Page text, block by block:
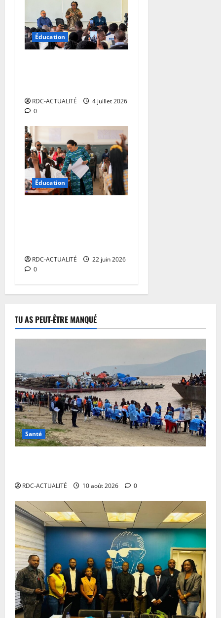
Éducation
RDC-ACTUALITÉ
4 juillet 2026
0
Éducation
RDC-ACTUALITÉ
22 juin 2026
0
TU AS PEUT-ÊTRE MANQUÉ
Santé
RDC-ACTUALITÉ 10 août 2026 0